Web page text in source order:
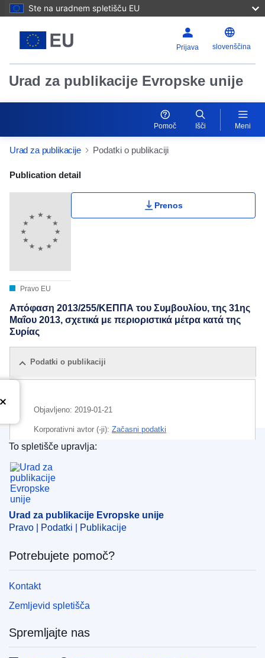
Ste na uradnem spletišču EU
Prijava slovenščina
Urad za publikacije Evropske unije
Pomoč Išči Meni
Urad za publikacije Podatki o publikaciji
Publication Detail Actions Portlet
Publication detail
Pravo EU
Prenos
Απόφαση 2013/255/ΚΕΠΠΑ του Συμβουλίου, της 31ης
Μαΐου 2013, σχετικά με περιοριστικά μέτρα κατά της
Συρίας
Podatki o publikaciji
Objavljeno: 2019-01-21
Korporativni avtor (-ji): Začasni podatki
Urad za publikacije Evropske unije
To spletišče upravlja:
Urad za publikacije Evropske unije
Pravo | Podatki | Publikacije
Potrebujete pomoč?
Kontakt
Zemljevid spletišča
Spremljajte nas